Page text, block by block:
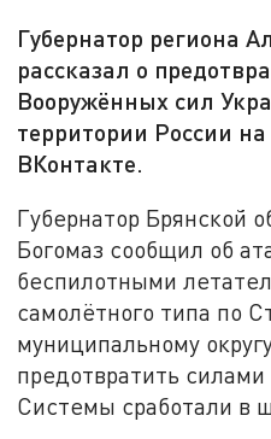
Губернатор региона
рассказал о
Вооружённых сил
территории России
ВКонтакте.
Губернатор Брянской
Богомаз сообщил об
беспилотными
самолётного типа по
муниципальному
предотвратить
Системы сработали в